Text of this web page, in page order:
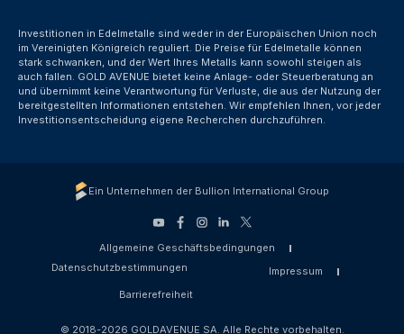
Investitionen in Edelmetalle sind weder in der Europäischen Union noch
im Vereinigten Königreich reguliert. Die Preise für Edelmetalle können
stark schwanken, und der Wert Ihres Metalls kann sowohl steigen als
auch fallen. GOLD AVENUE bietet keine Anlage- oder Steuerberatung an
und übernimmt keine Verantwortung für Verluste, die aus der Nutzung der
bereitgestellten Informationen entstehen. Wir empfehlen Ihnen, vor jeder
Investitionsentscheidung eigene Recherchen durchzuführen.
Ein Unternehmen der Bullion International Group
Allgemeine Geschäftsbedingungen
Datenschutzbestimmungen
Impressum
Barrierefreiheit
© 2018-2026 GOLDAVENUE SA. Alle Rechte vorbehalten.